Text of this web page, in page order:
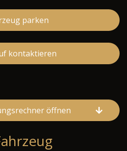
parken
kontaktieren
öffnen